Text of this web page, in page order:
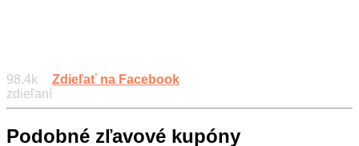
98.4k
zdieľaní
Zdieľať na Facebook
Podobné zľavové kupóny